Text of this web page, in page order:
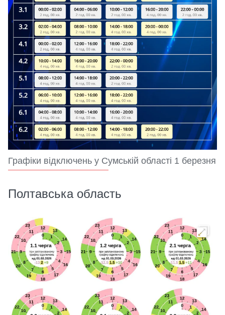
Графіки відключень у Сумській області 1 березня
Полтавська область